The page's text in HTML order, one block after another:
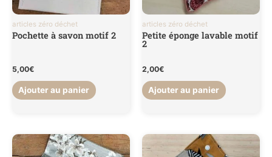
articles zéro déchet
Pochette à savon motif 2
5,00€
Ajouter au panier
articles zéro déchet
Petite éponge lavable motif
2
2,00€
Ajouter au panier